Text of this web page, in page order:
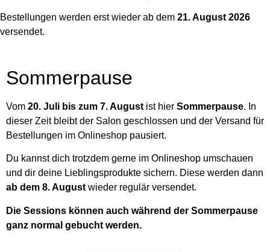
Bestellungen werden erst wieder ab dem 21. August 2026
versendet.
Sommerpause
Vom 20. Juli bis zum 7. August ist hier Sommerpause. In
dieser Zeit bleibt der Salon geschlossen und der Versand für
Bestellungen im Onlineshop pausiert.
Du kannst dich trotzdem gerne im Onlineshop umschauen
und dir deine Lieblingsprodukte sichern. Diese werden dann
ab dem 8. Augustwieder regulär versendet.
Die Sessions können auch während der Sommerpause
ganz normal gebucht werden.